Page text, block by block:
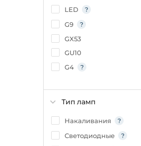
LED
G9
GX53
GU10
G4
Тип ламп
Накаливания
Светодиодные